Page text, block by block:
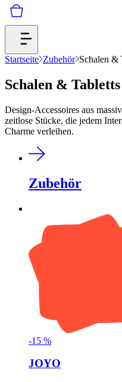
Startseite Zubehör Schalen &
Schalen & Tabletts
Design-Accessoires aus
zeitlose Stücke, die jedem
Charme verleihen.
Zubehör
-15 %
JOYO